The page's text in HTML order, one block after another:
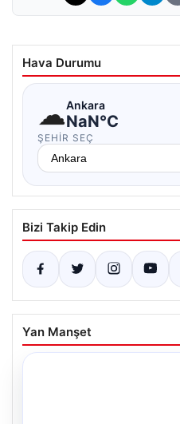
Hava Durumu
☁Ankara
NaN°C
ŞEHIR SEÇ
Bizi Takip Edin
Yan Manşet